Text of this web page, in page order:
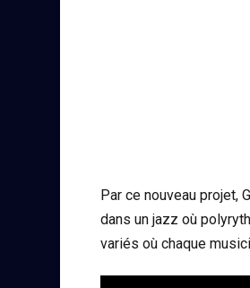
Par ce nouveau projet,
dans un jazz où
variés où chaque